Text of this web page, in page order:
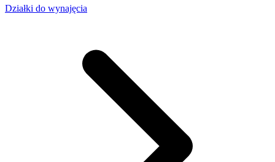
Działki do wynajęcia